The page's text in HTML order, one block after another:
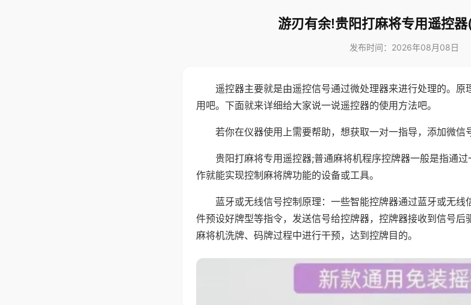
游刃有余!贵阳打麻将专用遥控
发布时间：2026年08月08日
遥控器主要就是由遥控信号通过微处理器来进行处理的。原
用吧。下面就来详细给大家说一说遥控器的使用方法吧。
若你在仪器使用上需要帮助，想获取一对一指导，添加微信
贵阳打麻将专用遥控器;普通麻将机程序控牌器一般是指通
作就能实现控制麻将牌功能的设备或工具。
蓝牙或无线信号控制原理：一些智能控牌器通过蓝牙或无
件预设好牌型等指令，发送信号给控牌器，控牌器接收到信号后
麻将机洗牌、码牌过程中进行干预，达到控牌目的。